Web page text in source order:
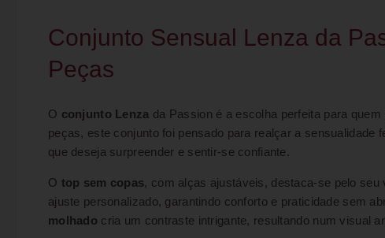
Conjunto Sensual Lenza da
Peças
O conjunto Lenza da Passion é a escolha perfeita para quem
peças, este conjunto foi pensado para realçar a sensualidade
que deseja surpreender e sentir-se confiante.
O top sem copas, com alças ajustáveis, destaca-se pelo seu
ajuste personalizado, garantindo conforto e praticidade sem
molhado cria um contraste intrigante, resultando num visual